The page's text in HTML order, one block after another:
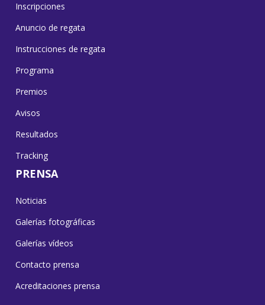
Inscripciones
Anuncio de regata
Instrucciones de regata
Programa
Premios
Avisos
Resultados
Tracking
PRENSA
Noticias
Galerías fotográficas
Galerías vídeos
Contacto prensa
Acreditaciones prensa